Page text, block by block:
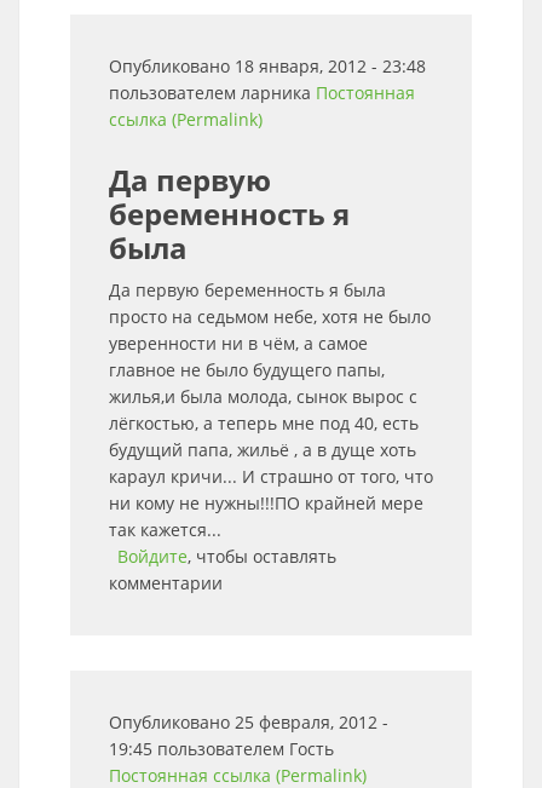
Опубликовано 18 января, 2012 - 23:48
пользователем ларника Постоянная
ссылка (Permalink)
Да первую
беременность я
была
Да первую беременность я была
просто на седьмом небе, хотя не было
уверенности ни в чём, а самое
главное не было будущего папы,
жилья,и была молода, сынок вырос с
лёгкостью, а теперь мне под 40, есть
будущий папа, жильё , а в дуще хоть
караул кричи... И страшно от того, что
ни кому не нужны!!!ПО крайней мере
так кажется...
Войдите, чтобы оставлять
комментарии
Опубликовано 25 февраля, 2012 -
19:45 пользователем Гость
Постоянная ссылка (Permalink)